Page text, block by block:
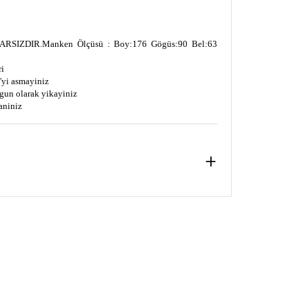
Manken Ölçüsü : Boy:176 Gögüs:90 Bel:63
asmayiniz
olarak yikayiniz